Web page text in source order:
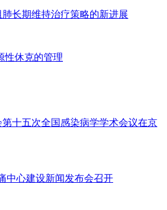
长期维持治疗策略的新进展
性休克的管理
第十五次全国感染病学学术会议在京
中心建设新闻发布会召开